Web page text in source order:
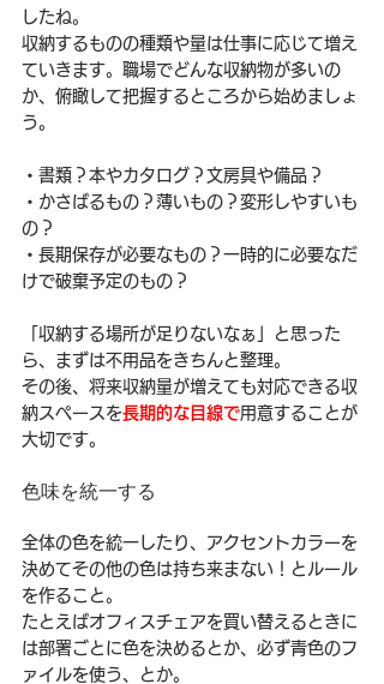
したね。
収納するものの種類や量は仕事に応じて増え
ていきます。職場でどんな収納物が多いの
か、俯瞰して把握するところから始めましょ
う。
・書類？本やカタログ？文房具や備品？
・かさばるもの？薄いもの？変形しやすいも
の？
・長期保存が必要なもの？一時的に必要なだ
けで破棄予定のもの？
「収納する場所が足りないなぁ」と思った
ら、まずは不用品をきちんと整理。
その後、将来収納量が増えても対応できる収
納スペースを長期的な目線で用意することが
大切です。
色味を統一する
全体の色を統一したり、アクセントカラーを
決めてその他の色は持ち来まない！とルール
を作ること。
たとえばオフィスチェアを買い替えるときに
は部署ごとに色を決めるとか、必ず青色のフ
ァイルを使う、とか。